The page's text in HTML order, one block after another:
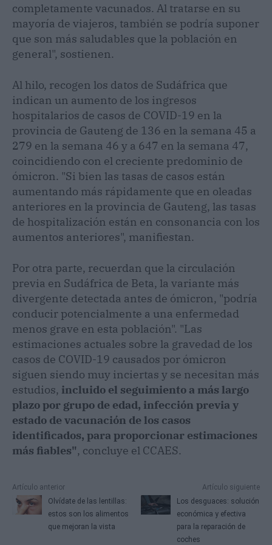
completamente vacunados. Al tratarse en su
mayoría de viajeros, también se podría suponer
que son más saludables que la población en
general", sostienen.
Al hilo, recogen los datos de Sudáfrica que
indican un aumento de los ingresos
hospitalarios de casos de COVID-19 en la
provincia de Gauteng de 136 en la semana 45 a
279 en la semana 46 y a 647 en la semana 47,
coincidiendo con el creciente predominio de
ómicron. "Si bien las tasas de casos están
aumentando más rápidamente que en oleadas
anteriores en la provincia de Gauteng, las tasas
de hospitalización están en consonancia con los
aumentos anteriores", manifiestan.
Por otra parte, recuerdan que la circulación
previa en Sudáfrica de Beta, la variante más
divergente detectada antes de ómicron, "podría
conducir potencialmente a una enfermedad
menos grave en esta población". "Las
estimaciones actuales sobre la gravedad de los
casos de COVID-19 causados por ómicron
siguen siendo muy inciertas y se necesitan más
estudios, incluido el seguimiento a más largo
plazo por grupo de edad, infección previa y
estado de vacunación de los casos
identificados, para proporcionar estimaciones
más fiables", concluye el CCAES.
Artículo anterior
Olvídate de las lentillas:
estos son los alimentos
que mejoran la vista
Artículo siguiente
Los desguaces: solución
económica y efectiva
para la reparación de
coches